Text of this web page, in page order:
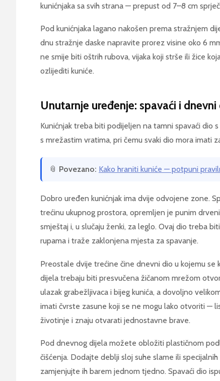
kunićnjaka sa svih strana — prepust od 7–8 cm
Pod kunićnjaka lagano nakošen prema stražnjem
dnu stražnje daske napravite prorez visine oko 6
ne smije biti oštrih rubova, vijaka koji strše ili žice
ozlijediti kuniće.
Unutarnje uređenje: spavaći i dnevni
Kunićnjak treba biti podijeljen na tamni spavaći dio
s mrežastim vratima, pri čemu svaki dio mora imati
📎 Povezano: Kako hraniti kuniće — potpuni
Dobro uređen kunićnjak ima dvije odvojene zone.
trećinu ukupnog prostora, opremljen je punim
smještaj i, u slučaju ženki, za leglo. Ovaj dio treba
rupama i traže zaklonjena mjesta za spavanje.
Preostale dvije trećine čine dnevni dio u kojemu se
dijela trebaju biti presvučena žičanom mrežom
ulazak grabežljivaca i bijeg kunića, a dovoljno
imati čvrste zasune koji se ne mogu lako otvoriti —
životinje i znaju otvarati jednostavne brave.
Pod dnevnog dijela možete obložiti plastičnom
čišćenja. Dodajte deblji sloj suhe slame ili
zamjenjujte ih barem jednom tjedno. Spavaći dio